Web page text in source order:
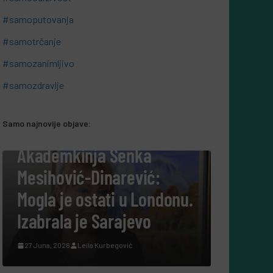
#samoputovanja
#samotrčanje
#samozanimljivo
#samozdravlje
Samo najnovije objave:#SAMOBIZNIS
“Šuplje priče uz
Leerdammer”:
marketinška kampanja
koja je fudbalsku groznicu
pretvorila u recept, a ne u